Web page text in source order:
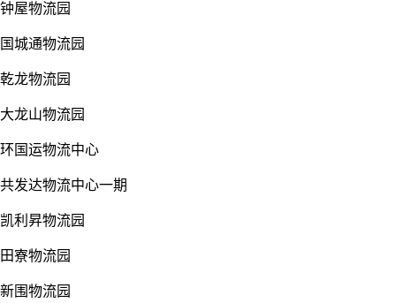
钟屋物流园
国城通物流园
乾龙物流园
大龙山物流园
环国运物流中心
共发达物流中心一期
凯利昇物流园
田寮物流园
新围物流园